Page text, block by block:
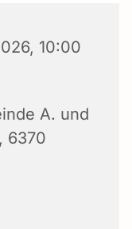
10:00
A. und
6370